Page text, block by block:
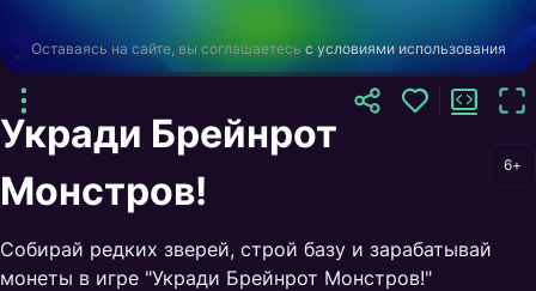
Оставаясь на сайте, вы соглашаетесь с условиями использования
Укради Брейнрот
Монстров!
6+
Собирай редких зверей, строй базу и зарабатывай
монеты в игре "Укради Брейнрот Монстров!"